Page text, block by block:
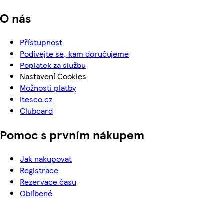
O nás
Přístupnost
Podívejte se, kam doručujeme
Poplatek za službu
Nastavení Cookies
Možnosti platby
itesco.cz
Clubcard
Pomoc s prvním nákupem
Jak nakupovat
Registrace
Rezervace času
Oblíbené